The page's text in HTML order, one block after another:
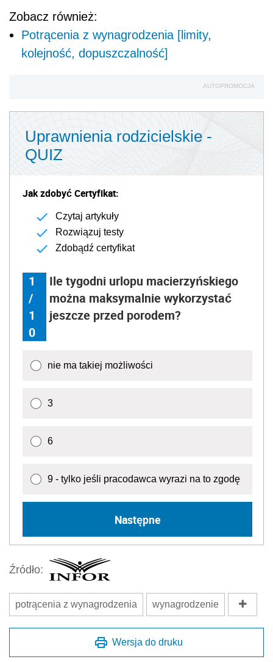
Zobacz również:
Potrącenia z wynagrodzenia [limity,
kolejność, dopuszczalność]
AUTOPROMOCJA
Uprawnienia rodzicielskie -
QUIZ
Jak zdobyć Certyfikat:
Czytaj artykuły
Rozwiązuj testy
Zdobądź certyfikat
1
/
1
0
Ile tygodni urlopu macierzyńskiego
można maksymalnie wykorzystać
jeszcze przed porodem?
nie ma takiej możliwości
3
6
9 - tylko jeśli pracodawca wyrazi na to zgodę
Następne
Źródło:
potrącenia z wynagrodzenia wynagrodzenie
Wersja do druku